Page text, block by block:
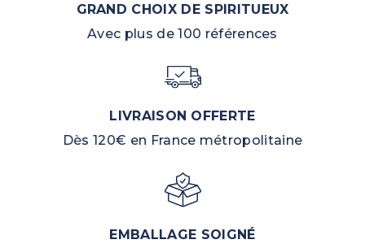
GRAND CHOIX DE SPIRITUEUX
Avec plus de 100 références
LIVRAISON OFFERTE
Dès 120€ en France métropolitaine
EMBALLAGE SOIGNÉ